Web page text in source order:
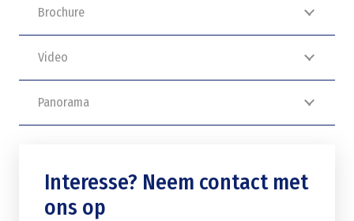
Brochure
Video
Panorama
Interesse? Neem contact met
ons op